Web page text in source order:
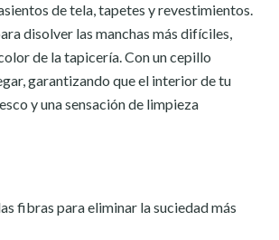
de tela, tapetes y revestimientos.
disolver las manchas más difíciles,
de la tapicería. Con un cepillo
garantizando que el interior de tu
y una sensación de limpieza
fibras para eliminar la suciedad más